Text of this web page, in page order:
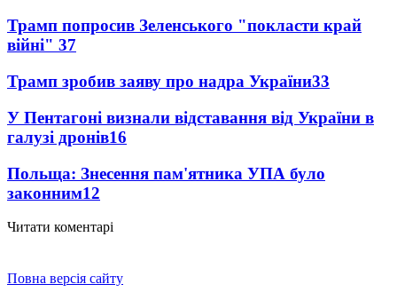
Трамп попросив Зеленського "покласти край
війні" 37
Трамп зробив заяву про надра України33
У Пентагоні визнали відставання від України в
галузі дронів16
Польща: Знесення пам'ятника УПА було
законним12
Читати коментарі
Повна версія сайту